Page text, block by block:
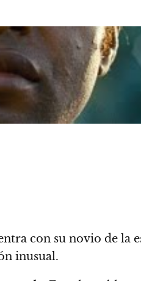
con su novio de la
inusual.